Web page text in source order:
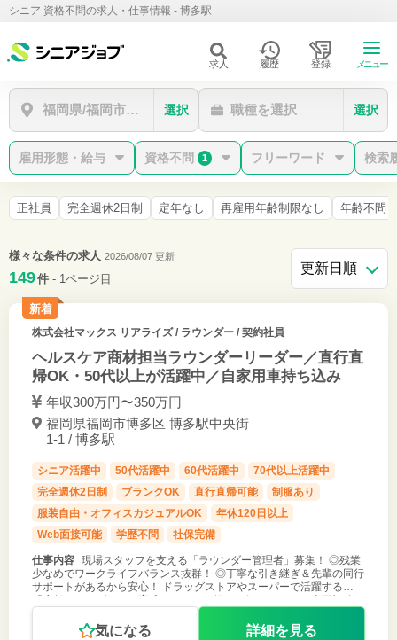
シニア 資格不問の求人・仕事情報 - 博多駅
求人 履歴 登録 メニュー
福岡県/福岡市博多区/博多駅
選択 職種を選択 選択
雇用形態・給与 資格不問 1 フリーワード 検索
正社員 完全週休2日制 定年なし 再雇用年齢制限なし 年齢不問
様々な条件の求人 2026/08/07 更新
149件 - 1ページ目
新着
株式会社マックス リアライズ/ ラウンダー / 契約社員
ヘルスケア商材担当ラウンダーリーダー／直行直
帰OK・50代以上が活躍中／自家用車持ち込み
年収300万円〜350万円
福岡県福岡市博多区 博多駅中央街
1-1 / 博多駅
シニア活躍中 50代活躍中 60代活躍中
70代以上活躍中
完全週休2日制
ブランクOK 直行直帰可能
制服あり
服装自由・オフィスカジュアルOK
年休120日以上
Web面接可能
学歴不問 社保完備
仕事内容 現場スタッフを支える「ラウンダー管理者」募集！ ◎残業
少なめでワークライフバランス抜群！ ◎丁寧な引き継ぎ＆先輩の同行
サポートがあるから安心！ ドラッグストアやスーパーで活躍する
気になる 詳細を見る